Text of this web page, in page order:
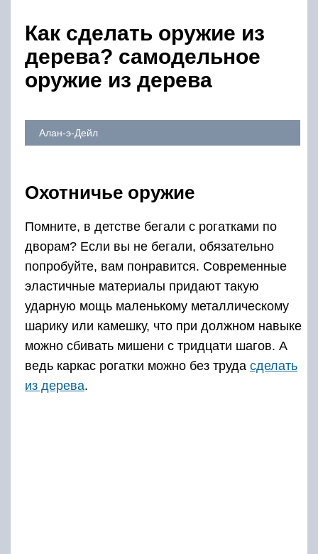
Как сделать оружие из
дерева? самодельное
оружие из дерева
Алан-э-Дейл
Охотничье оружие
Помните, в детстве бегали с рогатками по
дворам? Если вы не бегали, обязательно
попробуйте, вам понравится. Современные
эластичные материалы придают такую
ударную мощь маленькому металлическому
шарику или камешку, что при должном навыке
можно сбивать мишени с тридцати шагов. А
ведь каркас рогатки можно без труда сделать
из дерева.